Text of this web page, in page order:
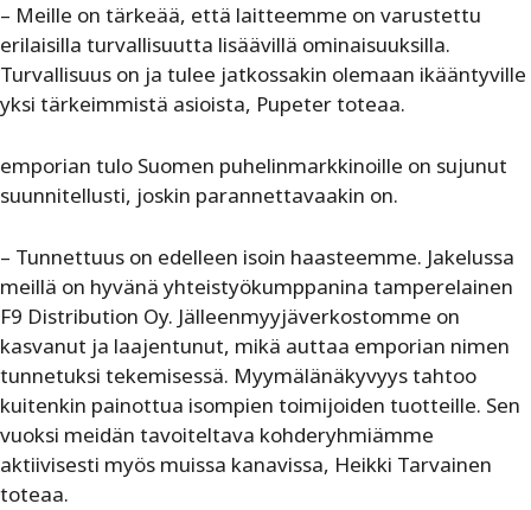
– Meille on tärkeää, että laitteemme on varustettu
erilaisilla turvallisuutta lisäävillä ominaisuuksilla.
Turvallisuus on ja tulee jatkossakin olemaan ikääntyville
yksi tärkeimmistä asioista, Pupeter toteaa.
emporian tulo Suomen puhelinmarkkinoille on sujunut
suunnitellusti, joskin parannettavaakin on.
– Tunnettuus on edelleen isoin haasteemme. Jakelussa
meillä on hyvänä yhteistyökumppanina tamperelainen
F9 Distribution Oy. Jälleenmyyjäverkostomme on
kasvanut ja laajentunut, mikä auttaa emporian nimen
tunnetuksi tekemisessä. Myymälänäkyvyys tahtoo
kuitenkin painottua isompien toimijoiden tuotteille. Sen
vuoksi meidän tavoiteltava kohderyhmiämme
aktiivisesti myös muissa kanavissa, Heikki Tarvainen
toteaa.